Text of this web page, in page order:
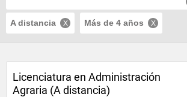
A distancia Más de 4 años
Licenciatura en Administración
Agraria (A distancia)